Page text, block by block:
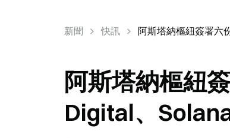
新聞 快訊 阿斯塔納樞紐簽署六
阿斯塔納樞紐
Digital、